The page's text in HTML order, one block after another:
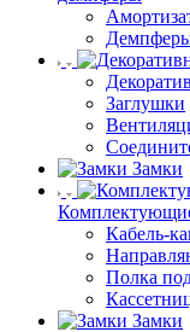
Заглушки
Замки
Кабель-
Полка
Замки